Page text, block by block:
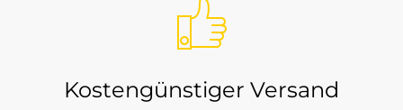
Kostengünstiger Versand